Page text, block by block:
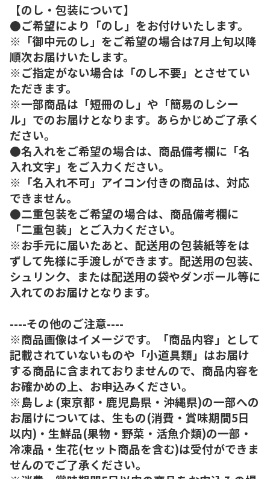
【のし・包装について】
●ご希望により「のし」をお付けいたします。
※「御中元のし」をご希望の場合は7月上旬以降
順次お届けいたします。
※ご指定がない場合は「のし不要」とさせてい
ただきます。
※一部商品は「短冊のし」や「簡易のしシー
ル」でのお届けとなります。あらかじめご了承く
ださい。
●名入れをご希望の場合は、商品備考欄に「名
入れ文字」をご入力ください。
※「名入れ不可」アイコン付きの商品は、対応
できません。
●二重包装をご希望の場合は、商品備考欄に
「二重包装」とご入力ください。
※お手元に届いたあと、配送用の包装紙等をは
ずして先様に手渡しができます。配送用の包装、
シュリンク、または配送用の袋やダンボール等に
入れてのお届けとなります。
----その他のご注意----
※商品画像はイメージです。「商品内容」として
記載されていないものや「小道具類」はお届け
する商品に含まれておりませんので、商品内容を
お確かめの上、お申込みください。
※島しょ(東京都・鹿児島県・沖縄県)の一部への
お届けについては、生もの(消費・賞味期間5日
以内)・生鮮品(果物・野菜・活魚介類)の一部・
冷凍品・生花(セット商品を含む)は受付ができま
せんのでご了承ください。